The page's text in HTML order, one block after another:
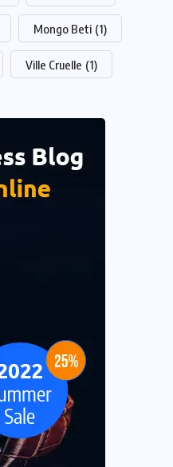
Mongo Beti (1)
Ville Cruelle (1)